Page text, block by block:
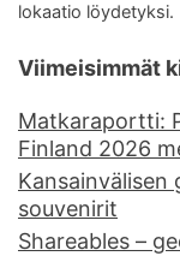
lokaatio löydetyksi.
Viimeisimmät
Matkaraportti:
Finland 2026
Kansainvälisen
souvenirit
Shareables –